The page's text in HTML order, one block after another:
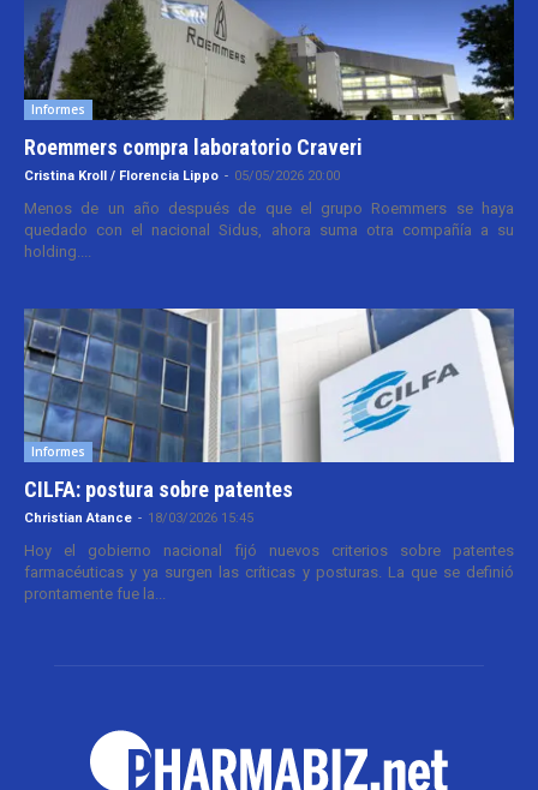
Informes
Roemmers compra laboratorio Craveri
Cristina Kroll / Florencia Lippo - 05/05/2026 20:00
Menos de un año después de que el grupo Roemmers se haya
quedado con el nacional Sidus, ahora suma otra compañía a su
holding....
Informes
CILFA: postura sobre patentes
Christian Atance - 18/03/2026 15:45
Hoy el gobierno nacional fijó nuevos criterios sobre patentes
farmacéuticas y ya surgen las críticas y posturas. La que se definió
prontamente fue la...